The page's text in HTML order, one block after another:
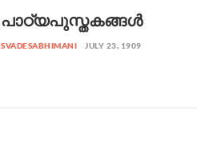
പാഠ്യപുസ്തകങ്ങൾ
SVADESABHIMANI JULY 23, 1909